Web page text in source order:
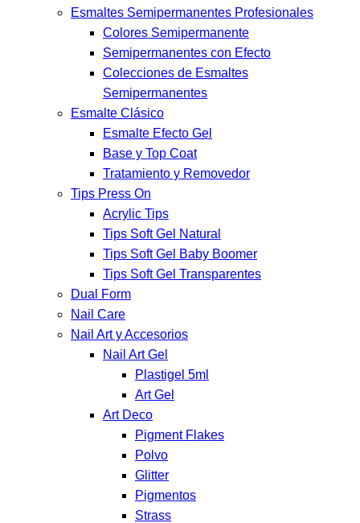
Esmaltes Semipermanentes Profesionales
Colores Semipermanente
Semipermanentes con Efecto
Colecciones de Esmaltes
Semipermanentes
Esmalte Clásico
Esmalte Efecto Gel
Base y Top Coat
Tratamiento y Removedor
Tips Press On
Acrylic Tips
Tips Soft Gel Natural
Tips Soft Gel Baby Boomer
Tips Soft Gel Transparentes
Dual Form
Nail Care
Nail Art y Accesorios
Nail Art Gel
Plastigel 5ml
Art Gel
Art Deco
Pigment Flakes
Polvo
Glitter
Pigmentos
Strass